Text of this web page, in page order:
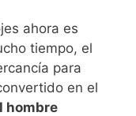
ahora es
tiempo, el
para
en el
hombre